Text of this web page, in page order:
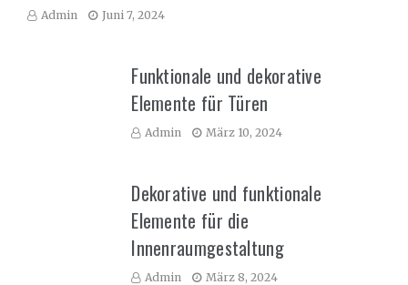
Admin Juni 7, 2024
Funktionale und dekorative
Elemente für Türen
Admin März 10, 2024
Dekorative und funktionale
Elemente für die
Innenraumgestaltung
Admin März 8, 2024